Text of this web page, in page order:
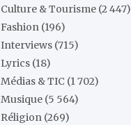
Culture & Tourisme (2 447)
Fashion (196)
Interviews (715)
Lyrics (18)
Médias & TIC (1 702)
Musique (5 564)
Réligion (269)